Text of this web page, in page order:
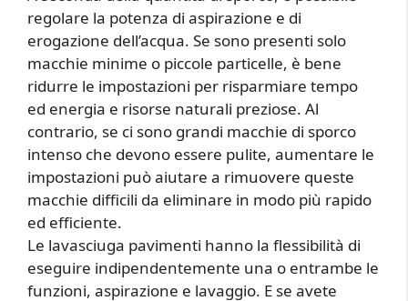
regolare la potenza di aspirazione e di
erogazione dell’acqua. Se sono presenti solo
macchie minime o piccole particelle, è bene
ridurre le impostazioni per risparmiare tempo
ed energia e risorse naturali preziose. Al
contrario, se ci sono grandi macchie di sporco
intenso che devono essere pulite, aumentare le
impostazioni può aiutare a rimuovere queste
macchie difficili da eliminare in modo più rapido
ed efficiente.
Le lavasciuga pavimenti hanno la flessibilità di
eseguire indipendentemente una o entrambe le
funzioni, aspirazione e lavaggio. E se avete